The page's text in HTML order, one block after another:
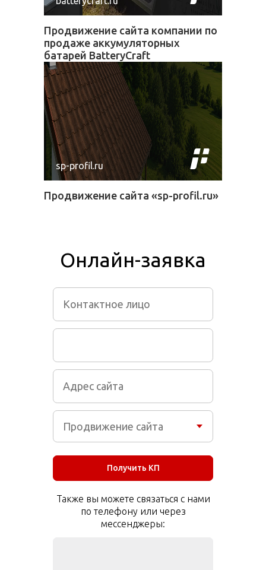
Продвижение сайта компании по
продаже аккумуляторных
батарей BatteryCraft
sp-profil.ru
Продвижение сайта «sp-profil.ru»
Онлайн-заявка
Получить КП
Также вы можете связаться с нами
по телефону или через
мессенджеры: